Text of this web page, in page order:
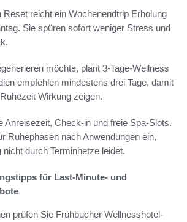
Reset reicht ein Wochenendtrip Erholung
Sie spüren sofort weniger Stress und
möchte, plant 3-Tage-Wellness
empfehlen mindestens drei Tage, damit
Wirkung zeigen.
Anreisezeit, Check-in und freie Spa-Slots.
Ruhephasen nach Anwendungen ein,
durch Terminhetze leidet.
für Last-Minute- und
prüfen Sie Frühbucher Wellnesshotel-